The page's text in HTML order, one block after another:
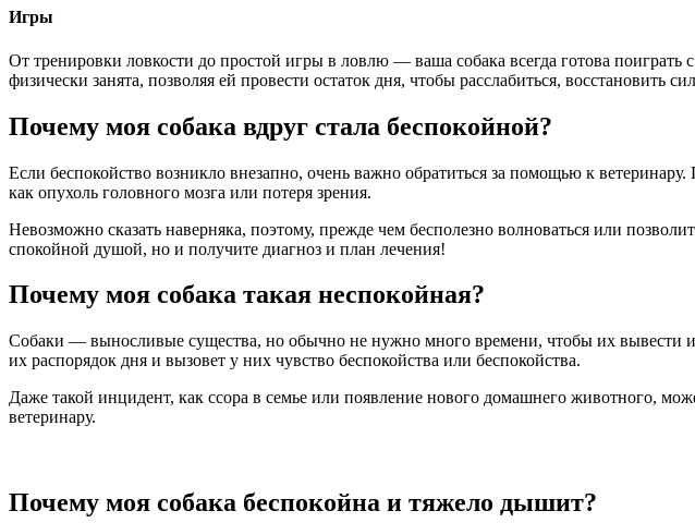
Игры
От тренировки ловкости до простой игры в ловлю — ваша собака всегда готова
физически занята, позволяя ей провести остаток дня, чтобы расслабиться, восстановить
Почему моя собака вдруг стала беспокойной?
Если беспокойство возникло внезапно, очень важно обратиться за помощью к
как опухоль головного мозга или потеря зрения.
Невозможно сказать наверняка, поэтому, прежде чем бесполезно волноваться или
спокойной душой, но и получите диагноз и план лечения!
Почему моя собака такая неспокойная?
Собаки — выносливые существа, но обычно не нужно много времени, чтобы их вывести
их распорядок дня и вызовет у них чувство беспокойства или беспокойства.
Даже такой инцидент, как ссора в семье или появление нового домашнего животного,
ветеринару.
Почему моя собака беспокойна и тяжело дышит?